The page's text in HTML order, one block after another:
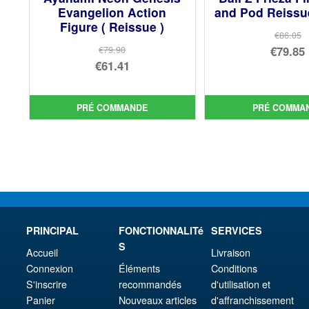
Evangelion Action
Figure ( Reissue )
€79.90
Le
initial
était :
€61.41
prix
actuel
PRÉ COMMANDE
and Pod
€86.05
Le
€79.85
est
PRÉ
PRINCIPAL
Accueil
Connexion
S'inscrire
Panier
FONCTIONNALITé
S
Éléments
recommandés
Nouveaux articles
SERVICES
Livraison
Conditions
d'utilisation et
d'affranchissement